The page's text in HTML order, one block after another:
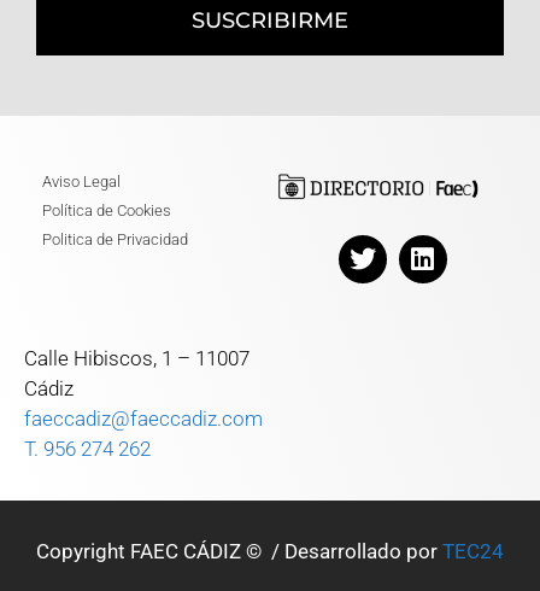
SUSCRIBIRME
Aviso Legal
Política de Cookies
Politica de Privacidad
Calle Hibiscos, 1 – 11007
Cádiz
faeccadiz@faeccadiz.com
T. 956 274 262
Copyright FAEC CÁDIZ © / Desarrollado por TEC24